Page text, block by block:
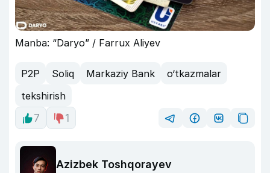
Manba: “Daryo” / Farrux Aliyev
P2P Soliq Markaziy Bank
o‘tkazmalar
tekshirish
7
1
Azizbek Toshqorayev